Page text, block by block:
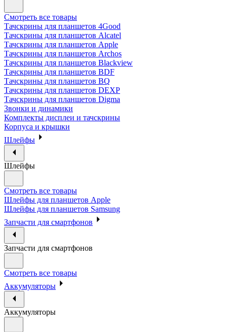
Смотреть все товары
Тачскрины для планшетов 4Good
Тачскрины для планшетов Alcatel
Тачскрины для планшетов Apple
Тачскрины для планшетов Archos
Тачскрины для планшетов Blackview
Тачскрины для планшетов BDF
Тачскрины для планшетов BQ
Тачскрины для планшетов DEXP
Тачскрины для планшетов Digma
Звонки и динамики
Комплекты дисплеи и тачскрины
Корпуса и крышки
Шлейфы
Шлейфы
Смотреть все товары
Шлейфы для планшетов Apple
Шлейфы для планшетов Samsung
Запчасти для смартфонов
Запчасти для смартфонов
Смотреть все товары
Аккумуляторы
Аккумуляторы